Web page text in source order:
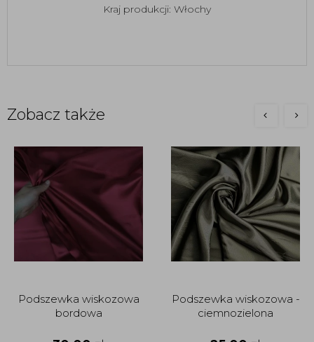
Kraj produkcji: Włochy
Zobacz także
Podszewka wiskozowa
bordowa
Podszewka wiskozowa -
ciemnozielona